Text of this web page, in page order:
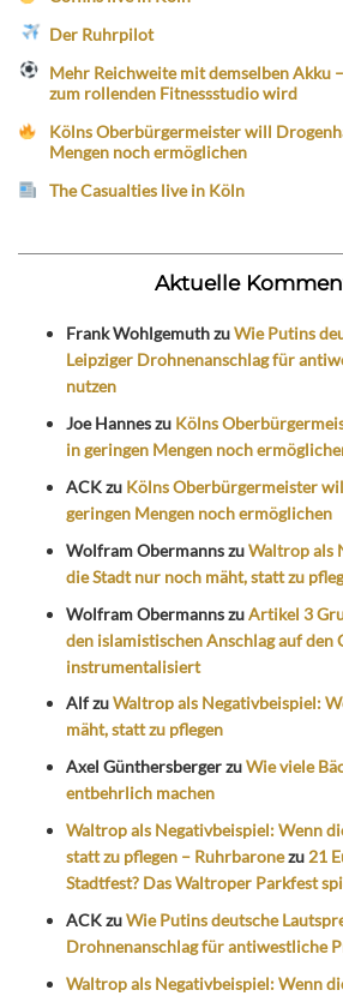
Der Ruhrpilot
Mehr Reichweite mit demselben Akku
zum rollenden Fitnessstudio wird
Kölns Oberbürgermeister will
Mengen noch ermöglichen
The Casualties live in Köln
Aktuelle
Frank WohlgemuthzuWie Putins
Leipziger Drohnenanschlag für
nutzen
Joe Hanneszu Kölns
in geringen Mengen noch
ACKzu Kölns Oberbürgermeister
geringen Mengen noch ermöglichen
Wolfram ObermannszuWaltrop als
die Stadt nur noch mäht, statt zu
Wolfram ObermannszuArtikel 3
den islamistischen Anschlag auf den
instrumentalisiert
AlfzuWaltrop als Negativbeispiel:
mäht, statt zu pflegen
Axel GünthersbergerzuWie viele
entbehrlich machen
Waltrop als Negativbeispiel: Wenn
statt zu pflegen – Ruhrbaronezu 21
Stadtfest? Das Waltroper Parkfest
ACKzuWie Putins deutsche
Drohnenanschlag für antiwestliche
Waltrop als Negativbeispiel: Wenn